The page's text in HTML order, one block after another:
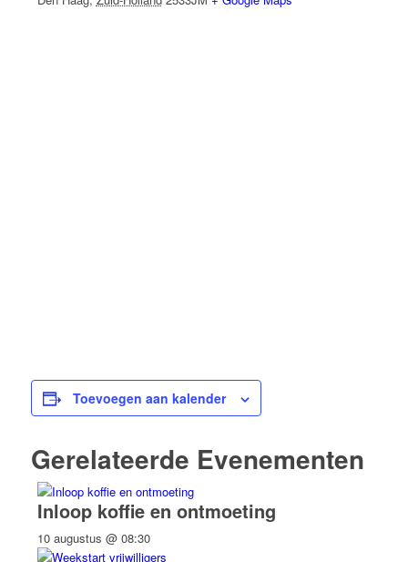
Toevoegen aan kalender
Gerelateerde Evenementen
Inloop koffie en ontmoeting
10 augustus @ 08:30